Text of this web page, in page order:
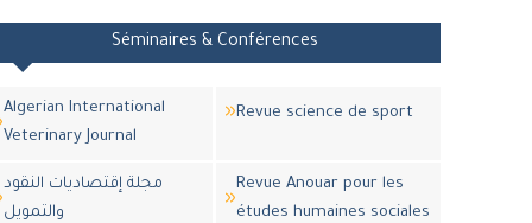
Séminaires & Conférences
Algerian International
Veterinary Journal
Revue science de sport
مجلة إقتصاديات النقود
والتمويل
Revue Anouar pour les
études humaines sociales